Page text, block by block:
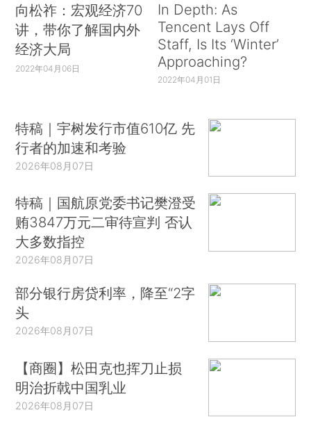
向松祚：宏观经济70
讲，带你了解国内外
经济大局
2022年04月06日
In Depth: As
Tencent Lays Off
Staff, Is Its ‘Winter’
Approaching?
2022年04月01日
特稿｜宇树发行市值610亿 先
行者的加速和考验
2026年08月07日
特稿｜国航原党委书记樊澄受
贿3847万元二审待宣判 否认
大多数指控
2026年08月07日
部分银行房贷利率，降至“2字
头
2026年08月07日
【商圈】松田克也挥刀止损
明治折戟中国乳业
2026年08月07日